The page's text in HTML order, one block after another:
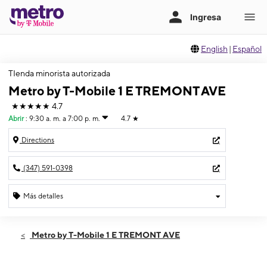
English | Español
TIenda minorista autorizada
Metro by T-Mobile 1 E TREMONT AVE
★★★★★ 4.7
Abrir : 9:30 a. m. a 7:00 p. m. 4.7 ★
Directions
(347) 591-0398
Más detalles
Miérc:9:30 a. m. a 7:00 p. m.
Metro by T-Mobile 1 E TREMONT AVE